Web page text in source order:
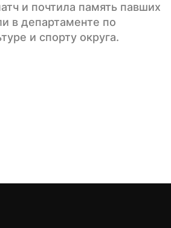
и почтила память павших
в департаменте по
и спорту округа.